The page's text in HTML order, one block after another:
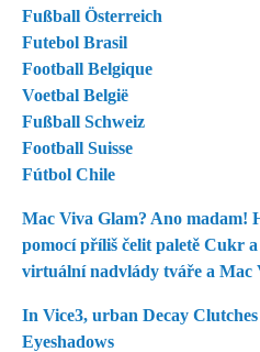
Fußball Österreich
Futebol Brasil
Football Belgique
Voetbal België
Fußball Schweiz
Football Suisse
Fútbol Chile
Mac Viva Glam? Ano madam!
pomocí příliš čelit paletě Cukr
virtuální nadvlády tváře a Mac
In Vice3, urban Decay
Eyeshadows